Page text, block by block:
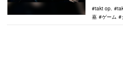
takt op.
嘉
ゲーム